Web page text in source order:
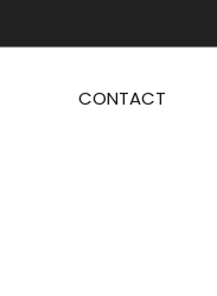
CONTACT